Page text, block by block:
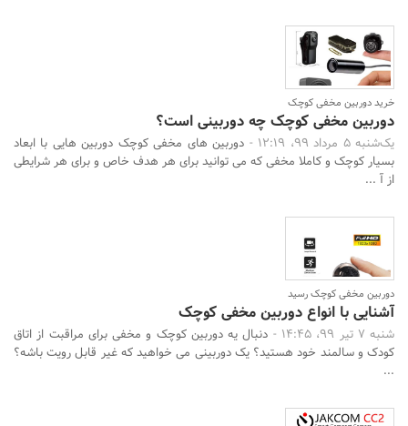
خرید دوربین مخفی کوچک
دوربین مخفی کوچک چه دوربینی است؟
یک‌شنبه 5 مرداد 99، 12:19 -
دوربین های مخفی کوچک دوربین هایی با ابعاد
بسیار کوچک و کاملا مخفی که می توانید برای هر هدف خاص و برای هر شرایطی
از آ ...
دوربین مخفی کوچک رسید
آشنایی با انواع دوربین مخفی کوچک
شنبه 7 تیر 99، 14:45 -
دنبال یه دوربین کوچک و مخفی برای مراقبت از اتاق
کودک و سالمند خود هستید؟ یک دوربینی می خواهید که غیر قابل رویت باشه؟
...